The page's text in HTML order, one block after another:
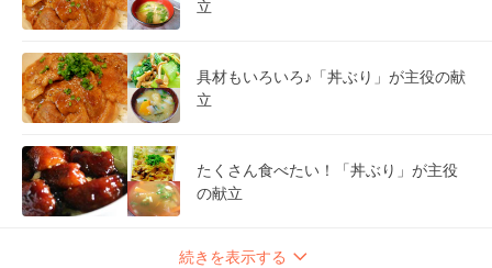
立
具材もいろいろ♪「丼ぶり」が主役の献
立
たくさん食べたい！「丼ぶり」が主役
の献立
続きを表示する